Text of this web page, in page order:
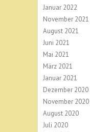
Januar 2022
November 2021
August 2021
Juni 2021
Mai 2021
März 2021
Januar 2021
Dezember 2020
November 2020
August 2020
Juli 2020